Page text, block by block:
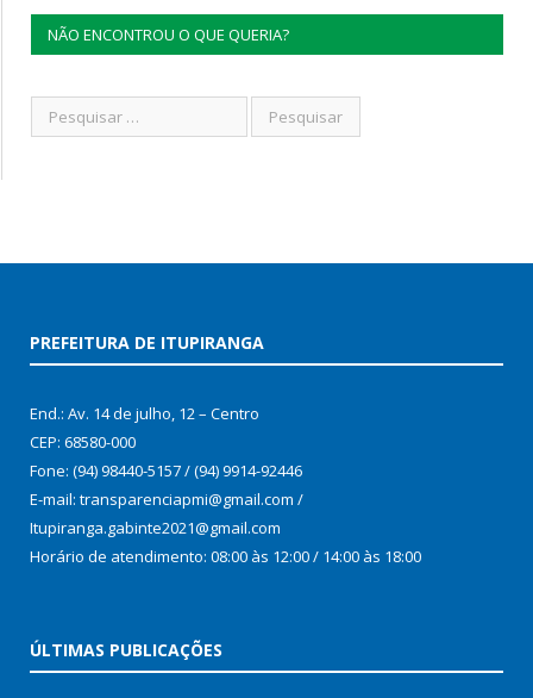
NÃO ENCONTROU O QUE QUERIA?
PREFEITURA DE ITUPIRANGA
End.: Av. 14 de julho, 12 – Centro
CEP: 68580-000
Fone: (94) 98440-5157 / (94) 9914-92446
E-mail: transparenciapmi@gmail.com /
Itupiranga.gabinte2021@gmail.com
Horário de atendimento: 08:00 às 12:00 / 14:00 às 18:00
ÚLTIMAS PUBLICAÇÕES